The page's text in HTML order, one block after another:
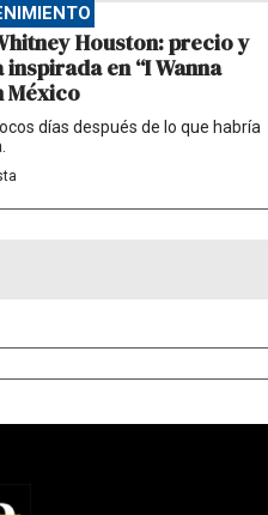
Houston: precio y
en “I Wanna
México
días después de lo que habría